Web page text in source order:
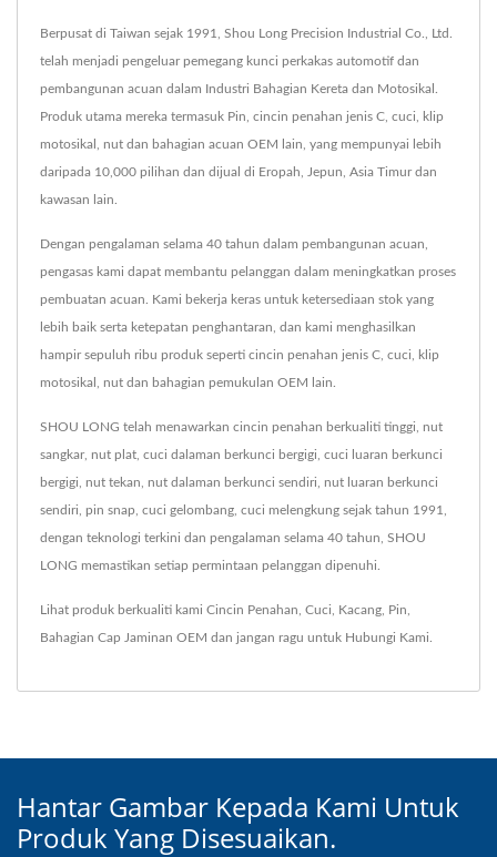
Berpusat di Taiwan sejak 1991, Shou Long Precision Industrial Co., Ltd.
telah menjadi pengeluar pemegang kunci perkakas automotif dan
pembangunan acuan dalam Industri Bahagian Kereta dan Motosikal.
Produk utama mereka termasuk Pin, cincin penahan jenis C, cuci, klip
motosikal, nut dan bahagian acuan OEM lain, yang mempunyai lebih
daripada 10,000 pilihan dan dijual di Eropah, Jepun, Asia Timur dan
kawasan lain.
Dengan pengalaman selama 40 tahun dalam pembangunan acuan,
pengasas kami dapat membantu pelanggan dalam meningkatkan proses
pembuatan acuan. Kami bekerja keras untuk ketersediaan stok yang
lebih baik serta ketepatan penghantaran, dan kami menghasilkan
hampir sepuluh ribu produk seperti cincin penahan jenis C, cuci, klip
motosikal, nut dan bahagian pemukulan OEM lain.
SHOU LONG telah menawarkan cincin penahan berkualiti tinggi, nut
sangkar, nut plat, cuci dalaman berkunci bergigi, cuci luaran berkunci
bergigi, nut tekan, nut dalaman berkunci sendiri, nut luaran berkunci
sendiri, pin snap, cuci gelombang, cuci melengkung sejak tahun 1991,
dengan teknologi terkini dan pengalaman selama 40 tahun, SHOU
LONG memastikan setiap permintaan pelanggan dipenuhi.
Lihat produk berkualiti kami Cincin Penahan Cuci Kacang Pin
Bahagian Cap Jaminan OEM dan jangan ragu untuk Hubungi Kami
Hantar Gambar Kepada Kami Untuk
Produk Yang Disesuaikan.